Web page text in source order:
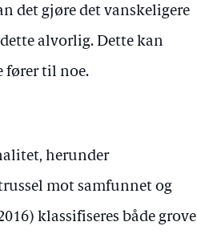
det gjøre det vanskeligere
alvorlig. Dette kan
fører til noe.
herunder
mot samfunnet og
klassifiseres både grove